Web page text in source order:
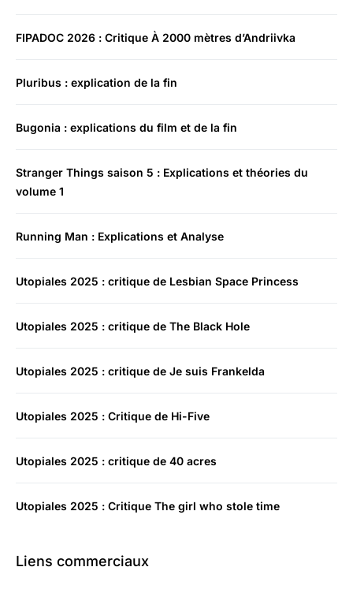
FIPADOC 2026 : Critique À 2000 mètres d’Andriivka
Pluribus : explication de la fin
Bugonia : explications du film et de la fin
Stranger Things saison 5 : Explications et théories du
volume 1
Running Man : Explications et Analyse
Utopiales 2025 : critique de Lesbian Space Princess
Utopiales 2025 : critique de The Black Hole
Utopiales 2025 : critique de Je suis Frankelda
Utopiales 2025 : Critique de Hi-Five
Utopiales 2025 : critique de 40 acres
Utopiales 2025 : Critique The girl who stole time
Liens commerciaux